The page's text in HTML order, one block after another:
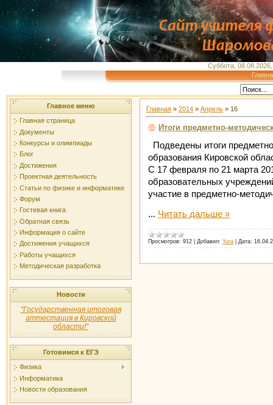
Суббота,
Главное меню
Главная страница
Документы
Конкурсы и олимпиады
Блог
Достижения
Проектная деятельность
Статьи по физике и информатике
Форум
Гостевая книга
Обратная связь
Информация о сайте
Достижения учащихся
Работы учащихся
Методическая разработка
Новости
"Государственная итоговая
аттестация в Кировской
области!"
Готовимся к ЕГЭ
Физика
Информатика
Новости образования
Главная » 2014 » Апрель » 16
Итоги предметно-
Подведены итоги
образования Кировской
С 17 февраля по 21 марта
образовательных
участие в предметно-
... Читать дальше »
Просмотров: 912 Добавил: Yura Дата: